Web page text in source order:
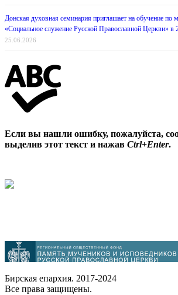
Донская духовная семинария приглашает на обучение по
«Социальное служение Русской Православной Церкви» в
25.06.2026
Если вы нашли ошибку, пожалуйста,
выделив этот текст и нажав Ctrl+Enter.
Бирская епархия. 2017-2024
Все права защищены.